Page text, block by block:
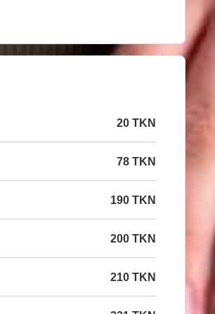
20 TKN
78 TKN
190 TKN
200 TKN
210 TKN